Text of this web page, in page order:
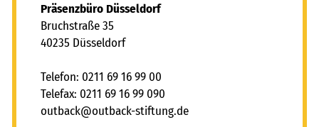
Präsenzbüro Düsseldorf
Bruchstraße 35
40235 Düsseldorf
Telefon: 0211 69 16 99 00
Telefax: 0211 69 16 99 090
tb ck tb ck-stft ngd